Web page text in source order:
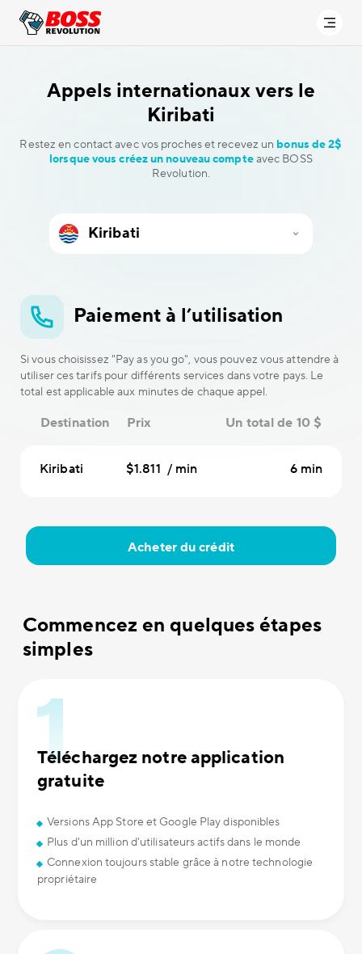
Appels internationaux vers le
Kiribati
Restez en contact avec vos proches et recevez un bonus de 2$
lorsque vous créez un nouveau compteavec BOSS
Revolution.
Paiement à l’utilisation
Si vous choisissez "Pay as you go", vous pouvez vous attendre à
utiliser ces tarifs pour différents services dans votre pays. Le
total est applicable aux minutes de chaque appel.
Destination Prix Un total de 10 $
Kiribati $1.811 / min 6 min
Acheter du crédit
Commencez en quelques étapes
simples
Téléchargez notre application
gratuite
Versions App Store et Google Play disponibles
Plus d'un million d'utilisateurs actifs dans le monde
Connexion toujours stable grâce à notre technologie
propriétaire